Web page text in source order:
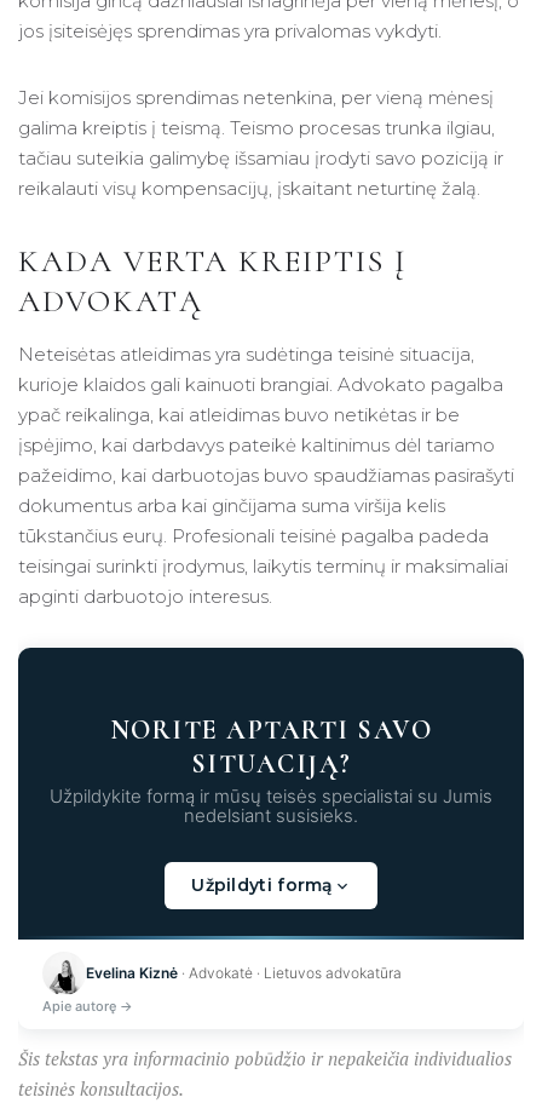
jos įsiteisėjęs sprendimas yra privalomas vykdyti.
Jei komisijos sprendimas netenkina, per vieną mėnesį
galima kreiptis į teismą. Teismo procesas trunka ilgiau,
tačiau suteikia galimybę išsamiau įrodyti savo poziciją ir
reikalauti visų kompensacijų, įskaitant neturtinę žalą.
KADA VERTA KREIPTIS Į
ADVOKATĄ
Neteisėtas atleidimas yra sudėtinga teisinė situacija,
kurioje klaidos gali kainuoti brangiai. Advokato pagalba
ypač reikalinga, kai atleidimas buvo netikėtas ir be
įspėjimo, kai darbdavys pateikė kaltinimus dėl tariamo
pažeidimo, kai darbuotojas buvo spaudžiamas pasirašyti
dokumentus arba kai ginčijama suma viršija kelis
tūkstančius eurų. Profesionali teisinė pagalba padeda
teisingai surinkti įrodymus, laikytis terminų ir maksimaliai
apginti darbuotojo interesus.
NORITE APTARTI SAVO
SITUACIJĄ?
Užpildykite formą ir mūsų teisės specialistai su Jumis
nedelsiant susisieks.
Užpildyti formą
Kraunama...
Evelina Kiznė · Advokatė · Lietuvos advokatūra
Apie autorę →
Šis tekstas yra informacinio pobūdžio ir nepakeičia individualios
teisinės konsultacijos.